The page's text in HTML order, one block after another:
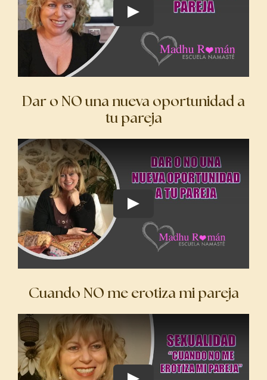
Dar o NO una nueva oportunidad a
tu pareja
Cuando NO me erotiza mi pareja